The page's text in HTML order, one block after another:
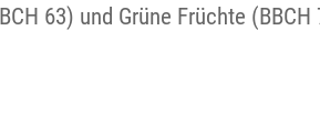
63) und Grüne Früchte (BBCH